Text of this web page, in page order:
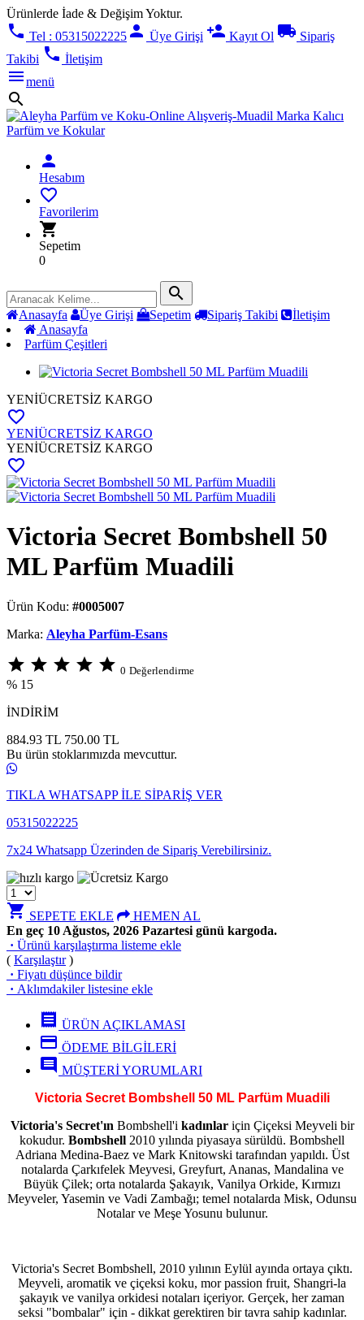
Ürünlerde İade & Değişim Yoktur.
phone Tel : 05315022225 person Üye Girişi person_add Kayıt Ol local_shipping Sipariş
Takibi phone İletişim
menumenü
search
person
Hesabım
favorite_border
Favorilerim
shopping_cart
Sepetim
0
search
Anasayfa Üye Girişi Sepetim Sipariş Takibi
İletişim
Anasayfa
Parfüm Çeşitleri
YENİÜCRETSİZ KARGO
favorite_border
YENİÜCRETSİZ KARGO
YENİÜCRETSİZ KARGO
favorite_border
Victoria Secret Bombshell 50
ML Parfüm Muadili
Ürün Kodu: #0005007
Marka: Aleyha Parfüm-Esans
star star star star star 0 Değerlendirme
% 15
İNDİRİM
884.93 TL 750.00 TL
Bu ürün stoklarımızda mevcuttur.
TIKLA WHATSAPP İLE SİPARİŞ VER
05315022225
7x24 Whatsapp Üzerinden de Sipariş Verebilirsiniz.
shopping_cart SEPETE EKLE
HEMEN AL
En geç 10 Ağustos, 2026 Pazartesi günü kargoda.
· Ürünü karşılaştırma listeme ekle
( Karşılaştır)
· Fiyatı düşünce bildir
· Aklımdakiler listesine ekle
receipt ÜRÜN AÇIKLAMASI
credit_card ÖDEME BİLGİLERİ
comment MÜŞTERİ YORUMLARI
Victoria Secret Bombshell 50 ML Parfüm Muadili
Victoria's Secret'ın Bombshell'i kadınlariçin Çiçeksi Meyveli bir
kokudur. Bombshell 2010 yılında piyasaya sürüldü. Bombshell
Adriana Medina-Baez ve Mark Knitowski tarafından yapıldı. Üst
notalarda Çarkıfelek Meyvesi, Greyfurt, Ananas, Mandalina ve
Büyük Çilek; orta notalarda Şakayık, Vanilya Orkide, Kırmızı
Meyveler, Yasemin ve Vadi Zambağı; temel notalarda Misk, Odunsu
Notalar ve Meşe Yosunu bulunur.
Victoria's Secret Bombshell, 2010 yılının Eylül ayında ortaya çıktı.
Meyveli, aromatik ve çiçeksi koku, mor passion fruit, Shangri-la
şakayık ve vanilya orkidesi notaları içeriyor. Gerçek, her zaman
seksi "bombalar" için - dikkat gerektiren bir tavra sahip kadınlar.